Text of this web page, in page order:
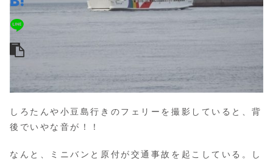
しろたんや小豆島行きのフェリーを撮影していると、背
後でいやな音が！！
なんと、ミニバンと原付が交通事故を起こしている。し